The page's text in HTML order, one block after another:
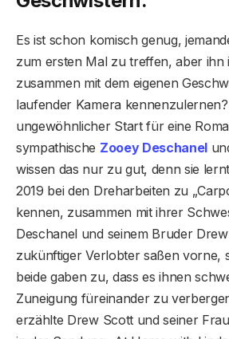
Es ist schon komisch genug,
zum ersten Mal zu treffen, aber ihn
zusammen mit dem eigenen
laufender Kamera
ungewöhnlicher Start für eine
sympathische Zooey Deschanel
wissen das nur zu gut, denn sie
2019 bei den Dreharbeiten zu
kennen, zusammen mit ihrer
Deschanel und seinem Bruder
zukünftiger Verlobter saßen vorne,
beide gaben zu, dass es ihnen
Zuneigung füreinander zu
erzählte Drew Scott und seiner